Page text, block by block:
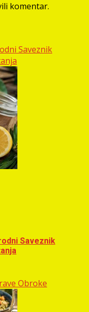
komentar.
Saveznik
Saveznik
Obroke